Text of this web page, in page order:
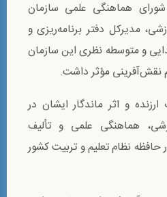
هماهنگی علمی سازمان
مدیرکل دفتر برنامه‌ریزی و
و متوسطه نظری اين سازمان
نقش‌آفرینی مؤثر داشت.
و اثر ماندگار ایشان در
هماهنگی علمی و تألیف
نظام تعلیم و تربیت کشور